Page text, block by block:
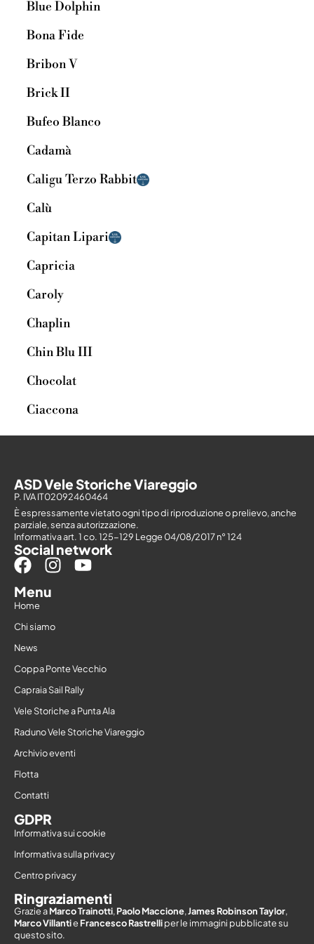
Blue Dolphin
Bona Fide
Bribon V
Brick II
Bufeo Blanco
Cadamà
Caligu Terzo Rabbit
Calù
Capitan Lipari
Capricia
Caroly
Chaplin
Chin Blu III
Chocolat
Ciaccona
ASD Vele Storiche Viareggio
P. IVA IT02092460464
È espressamente vietato ogni tipo di riproduzione o prelievo, anche
parziale, senza autorizzazione.
Informativa art. 1 co. 125-129 Legge 04/08/2017 n° 124
Social network
Menu
Home
Chi siamo
News
Coppa Ponte Vecchio
Capraia Sail Rally
Vele Storiche a Punta Ala
Raduno Vele Storiche Viareggio
Archivio eventi
Flotta
Contatti
GDPR
Informativa sui cookie
Informativa sulla privacy
Centro privacy
Ringraziamenti
Grazie aMarco Trainotti,Paolo Maccione,James Robinson Taylor,
Marco VillantieFrancesco Rastrelliper le immagini pubblicate su
questo sito.